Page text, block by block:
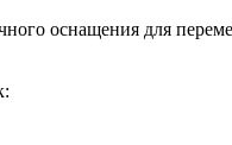
оснащения для